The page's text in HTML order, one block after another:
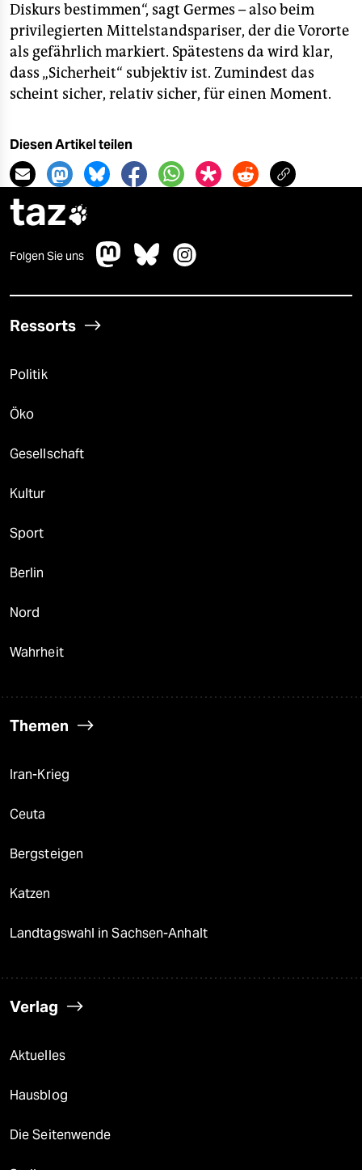
Diskurs bestimmen“, sagt Germes – also beim
privilegierten Mittelstandspariser, der die Vororte
als gefährlich markiert. Spätestens da wird klar,
dass „Sicherheit“ subjektiv ist. Zumindest das
scheint sicher, relativ sicher, für einen Moment.
Diesen Artikel teilen
taz
Folgen Sie uns
Ressorts
Politik
Öko
Gesellschaft
Kultur
Sport
Berlin
Nord
Wahrheit
Themen
Iran-Krieg
Ceuta
Bergsteigen
Katzen
Landtagswahl in Sachsen-Anhalt
Verlag
Aktuelles
Hausblog
Die Seitenwende